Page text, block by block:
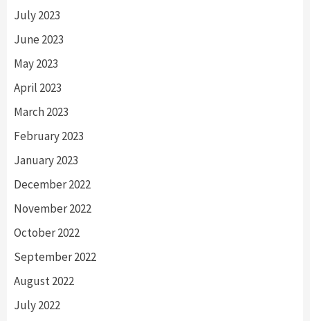
July 2023
June 2023
May 2023
April 2023
March 2023
February 2023
January 2023
December 2022
November 2022
October 2022
September 2022
August 2022
July 2022